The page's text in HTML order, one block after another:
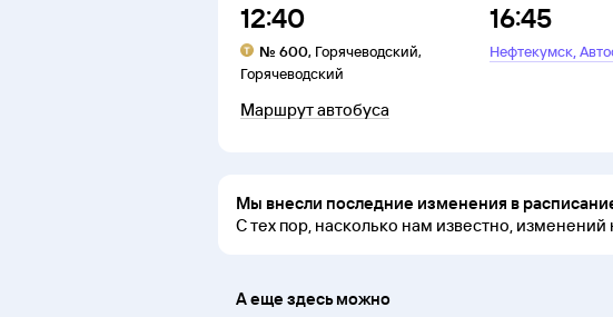
12:40
№ 600, Горячеводский,
Горячеводский
16:45
Нефтекумск,
Маршрут автобуса
Мы внесли последние изменения в
С тех пор, насколько нам известно, изменений
А еще здесь можно